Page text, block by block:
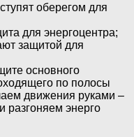
оберегом для
для энергоцентра;
защитой для
основного
по полосы
движения руками –
разгоняем энерго